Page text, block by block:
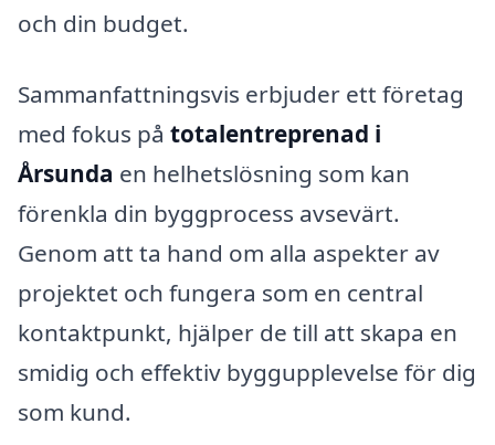
och din budget.
Sammanfattningsvis erbjuder ett företag
med fokus på totalentreprenad i
Årsunda en helhetslösning som kan
förenkla din byggprocess avsevärt.
Genom att ta hand om alla aspekter av
projektet och fungera som en central
kontaktpunkt, hjälper de till att skapa en
smidig och effektiv byggupplevelse för dig
som kund.